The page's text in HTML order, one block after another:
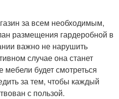
за всем необходимым,
размещения гардеробной в
важно не нарушить
случае она станет
будет смотреться
за тем, чтобы каждый
с пользой.